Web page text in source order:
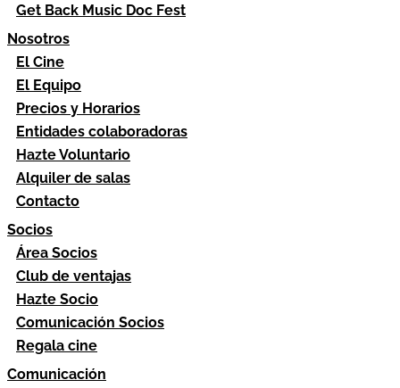
Get Back Music Doc Fest
Nosotros
El Cine
El Equipo
Precios y Horarios
Entidades colaboradoras
Hazte Voluntario
Alquiler de salas
Contacto
Socios
Área Socios
Club de ventajas
Hazte Socio
Comunicación Socios
Regala cine
Comunicación